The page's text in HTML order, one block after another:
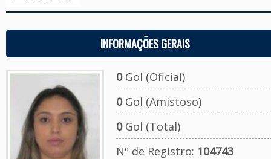
INFORMAÇÕES GERAIS
0Gol (Oficial)
0Gol (Amistoso)
0Gol (Total)
Nº de Registro: 104743